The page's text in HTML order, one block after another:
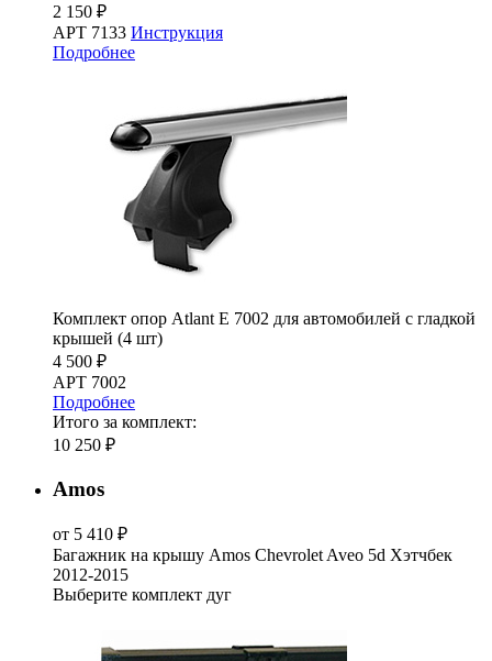
2 150 ₽
АРТ 7133 Инструкция
Подробнее
Комплект опор Atlant E 7002 для автомобилей c гладкой
крышей (4 шт)
4 500 ₽
АРТ 7002
Подробнее
Итого за комплект:
10 250 ₽
Amos
от 5 410 ₽
Багажник на крышу Amos Chevrolet Aveo 5d Хэтчбек
2012-2015
Выберите комплект дуг